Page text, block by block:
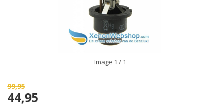
Image 1 / 1
99,95
44,95